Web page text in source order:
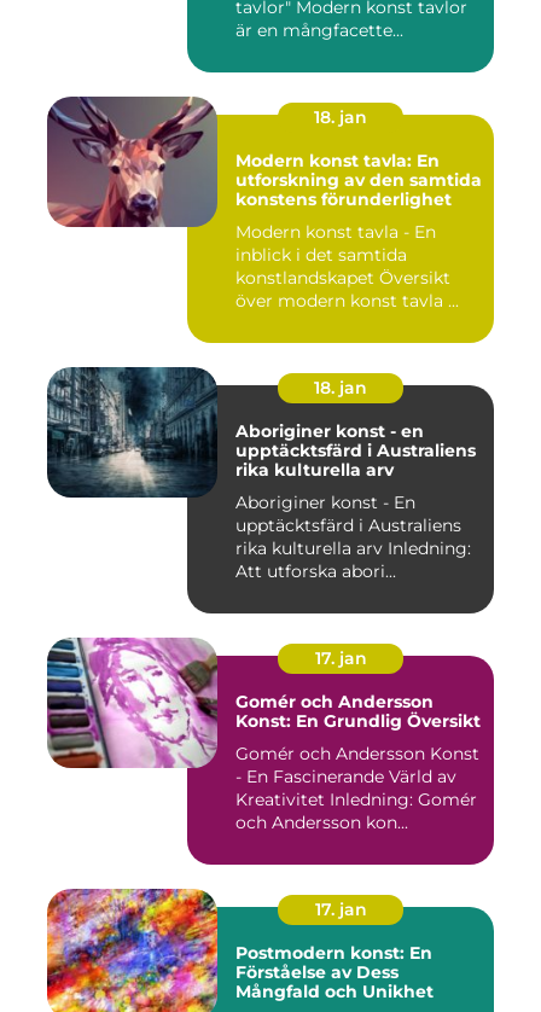
tavlor" Modern konst tavlor
är en mångfacette...
18. jan
Modern konst tavla: En
utforskning av den samtida
konstens förunderlighet
Modern konst tavla - En
inblick i det samtida
konstlandskapet Översikt
över modern konst tavla ...
18. jan
Aboriginer konst - en
upptäcktsfärd i Australiens
rika kulturella arv
Aboriginer konst - En
upptäcktsfärd i Australiens
rika kulturella arv Inledning:
Att utforska abori...
17. jan
Gomér och Andersson
Konst: En Grundlig Översikt
Gomér och Andersson Konst
- En Fascinerande Värld av
Kreativitet Inledning: Gomér
och Andersson kon...
17. jan
Postmodern konst: En
Förståelse av Dess
Mångfald och Unikhet